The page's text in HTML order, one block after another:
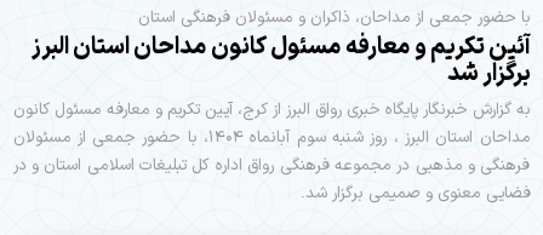
با حضور جمعی از مداحان، ذاکران و مسئولان فرهنگی استان
آئین تکریم و معارفه مسئول کانون مداحان استان البرز
برگزار شد
به گزارش خبرنگار پایگاه خبری رواق البرز از کرج، آیین تکریم و معارفه مسئول کانون
مداحان استان البرز ، روز شنبه سوم آبانماه ۱۴۰۴، با حضور جمعی از مسئولان
فرهنگی و مذهبی در مجموعه فرهنگی رواق اداره کل تبلیغات اسلامی استان و در
فضایی معنوی و صمیمی برگزار شد.